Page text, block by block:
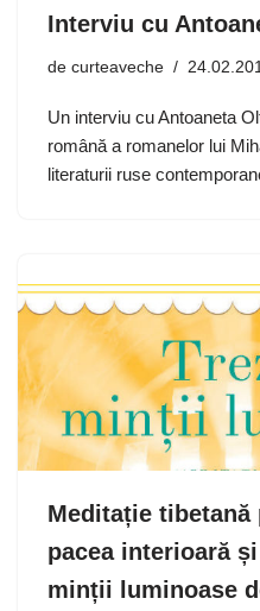
Interviu cu
de curteaveche
Un interviu cu Antoaneta
română a romanelor lui
literaturii ruse
Meditație tibetană
pacea interioară
minții luminoase